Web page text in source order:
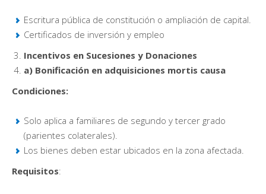
Escritura pública de constitución o ampliación de capital.
Certificados de inversión y empleo
Incentivos en Sucesiones y Donaciones
a) Bonificación en adquisiciones mortis causa
Condiciones:
Solo aplica a familiares de segundo y tercer grado
(parientes colaterales).
Los bienes deben estar ubicados en la zona afectada.
Requisitos: